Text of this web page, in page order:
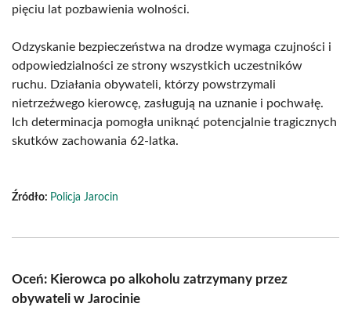
pięciu lat pozbawienia wolności.
Odzyskanie bezpieczeństwa na drodze wymaga czujności i
odpowiedzialności ze strony wszystkich uczestników
ruchu. Działania obywateli, którzy powstrzymali
nietrzeźwego kierowcę, zasługują na uznanie i pochwałę.
Ich determinacja pomogła uniknąć potencjalnie tragicznych
skutków zachowania 62-latka.
Źródło: Policja Jarocin
Oceń: Kierowca po alkoholu zatrzymany przez
obywateli w Jarocinie